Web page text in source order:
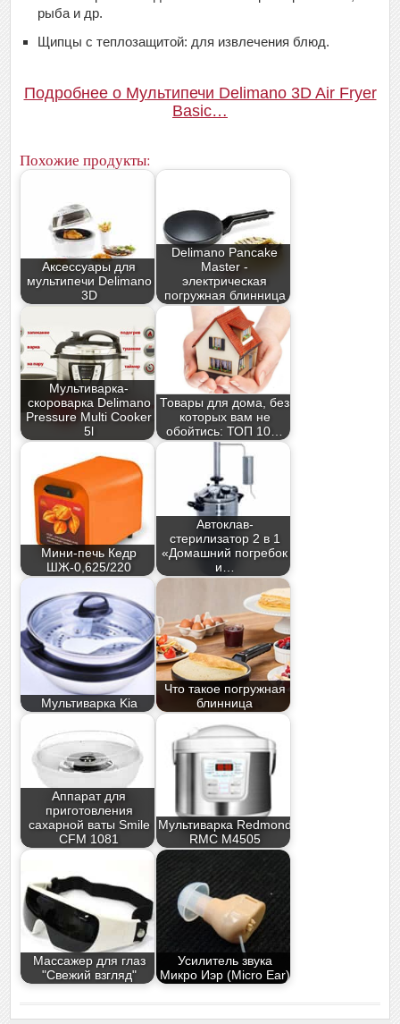
рыба и др.
Щипцы с теплозащитой: для извлечения блюд.
Подробнее о Мультипечи Delimano 3D Air Fryer
Basic…
Похожие продукты:
Аксессуары для
мультипечи Delimano
3D
Delimano Pancake
Master -
электрическая
погружная блинница
Мультиварка-
скороварка Delimano
Pressure Multi Cooker
5l
Товары для дома, без
которых вам не
обойтись: ТОП 10…
Мини-печь Кедр
ШЖ-0,625/220
Автоклав-
стерилизатор 2 в 1
«Домашний погребок
и…
Мультиварка Kia
Что такое погружная
блинница
Аппарат для
приготовления
сахарной ваты Smile
CFM 1081
Мультиварка Redmond
RMC M4505
Массажер для глаз
"Свежий взгляд"
Усилитель звука
Микро Иэр (Micro Ear)